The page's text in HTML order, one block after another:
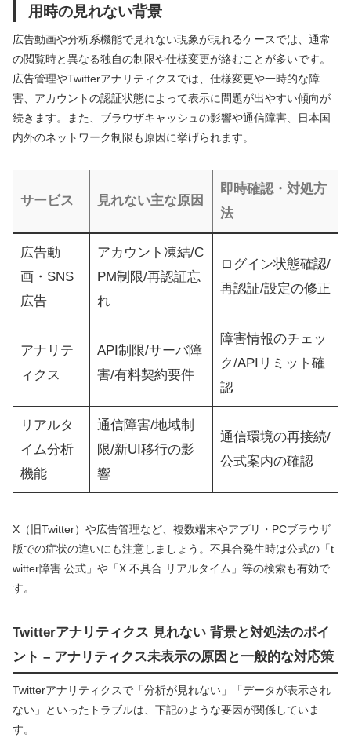
用時の見れない背景
広告動画や分析系機能で見れない現象が現れるケースでは、通常
の閲覧時と異なる独自の制限や仕様変更が絡むことが多いです。
広告管理やTwitterアナリティクスでは、仕様変更や一時的な障
害、アカウントの認証状態によって表示に問題が出やすい傾向が
続きます。また、ブラウザキャッシュの影響や通信障害、日本国
内外のネットワーク制限も原因に挙げられます。
サービス 見れない主な原因
即時確認・対処方
法
広告動
画・SNS
広告
アカウント凍結/C
PM制限/再認証忘
れ
ログイン状態確認/
再認証/設定の修正
アナリテ
ィクス
API制限/サーバ障
害/有料契約要件
障害情報のチェッ
ク/APIリミット確
認
リアルタ
イム分析
機能
通信障害/地域制
限/新UI移行の影
響
通信環境の再接続/
公式案内の確認
X（旧Twitter）や広告管理など、複数端末やアプリ・PCブラウザ
版での症状の違いにも注意しましょう。不具合発生時は公式の「t
witter障害 公式」や「X 不具合 リアルタイム」等の検索も有効で
す。
Twitterアナリティクス 見れない 背景と対処法のポイ
ント – アナリティクス未表示の原因と一般的な対応策
Twitterアナリティクスで「分析が見れない」「データが表示され
ない」といったトラブルは、下記のような要因が関係していま
す。